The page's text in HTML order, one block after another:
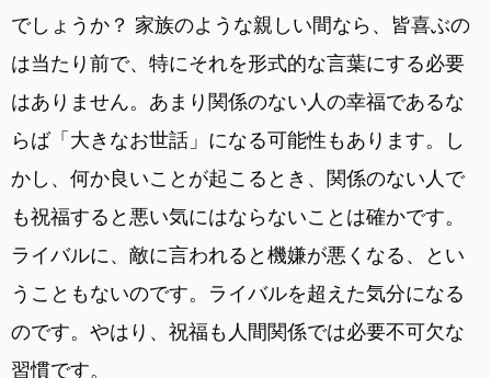
でしょうか？ 家族のような親しい間なら、皆喜ぶの
は当たり前で、特にそれを形式的な言葉にする必要
はありません。あまり関係のない人の幸福であるな
らば「大きなお世話」になる可能性もあります。し
かし、何か良いことが起こるとき、関係のない人で
も祝福すると悪い気にはならないことは確かです。
ライバルに、敵に言われると機嫌が悪くなる、とい
うこともないのです。ライバルを超えた気分になる
のです。やはり、祝福も人間関係では必要不可欠な
習慣です。